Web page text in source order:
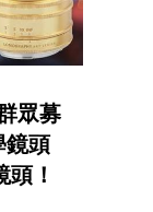
眾募
鏡頭
！